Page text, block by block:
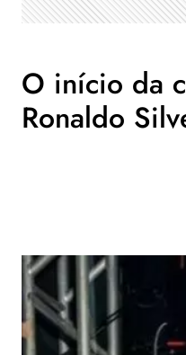
O início da
Ronaldo